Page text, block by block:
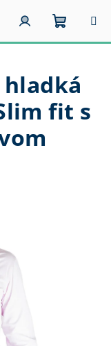
Prihlásenie
košík
hladká
fit s